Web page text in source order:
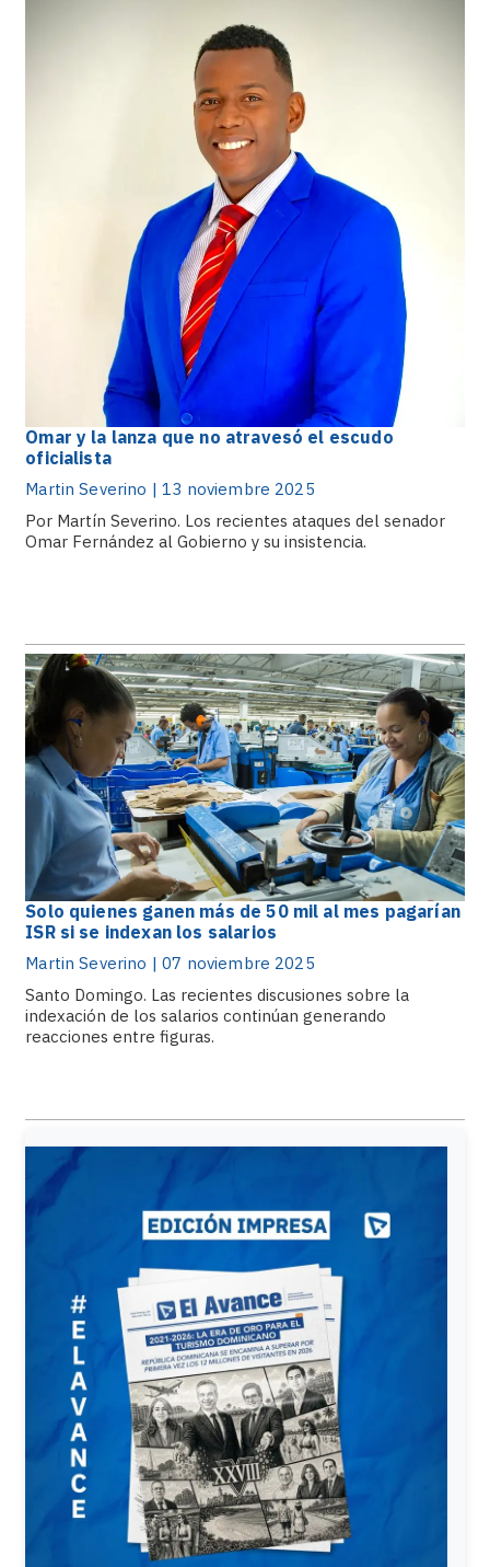
Omar y la lanza que no atravesó el escudo
oficialista
Martin Severino | 13 noviembre 2025
Por Martín Severino. Los recientes ataques del senador
Omar Fernández al Gobierno y su insistencia.
Solo quienes ganen más de 50 mil al mes pagarían
ISR si se indexan los salarios
Martin Severino | 07 noviembre 2025
Santo Domingo. Las recientes discusiones sobre la
indexación de los salarios continúan generando
reacciones entre figuras.